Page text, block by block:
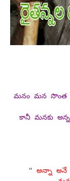
మనం మన సొంత
కానీ మనకు
" అన్నా అనే